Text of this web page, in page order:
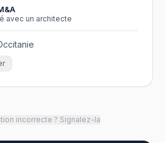
avec un architecte
incorrecte ? Signalez-la